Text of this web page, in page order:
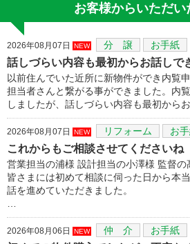
お客様からいただい
2026年08月07日 NEW 分 譲 お手紙
話しづらい内容も最初からお話しで
以前住んでいた近所に新物件ができ内覧
担当者さんと繋がる事ができました。内
しましたが、話しづらい内容も最初から
2026年08月07日 NEW リフォーム お
これからもご相談させてくださいね
営業担当の浦様 設計担当の小澤様 監督の
皆さまには初めて相談に伺った日から本
話を進めていただきました。
2026年08月06日 NEW 仲 介 お手紙